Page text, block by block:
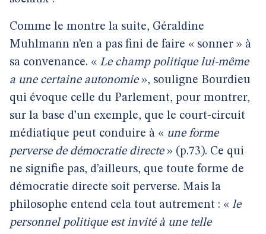
Comme le montre la suite, Géraldine
Muhlmann n’en a pas fini de faire « sonner » à
sa convenance. « Le champ politique lui-même
a une certaine autonomie», souligne Bourdieu
qui évoque celle du Parlement, pour montrer,
sur la base d’un exemple, que le court-circuit
médiatique peut conduire à « une forme
perverse de démocratie directe» (p.73). Ce qui
ne signifie pas, d’ailleurs, que toute forme de
démocratie directe soit perverse. Mais la
philosophe entend cela tout autrement : « le
personnel politique est invité à une telle